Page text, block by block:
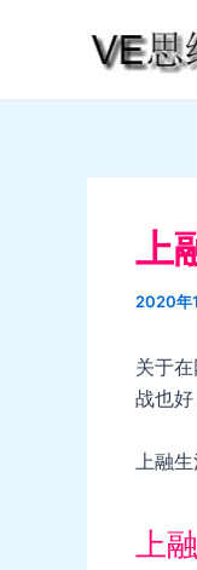
上
2020年
关于
战也
上融
上